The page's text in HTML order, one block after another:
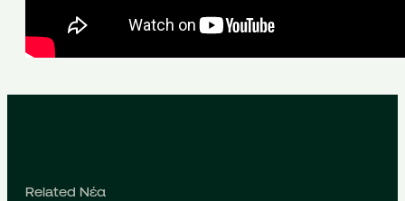
Related Νέα